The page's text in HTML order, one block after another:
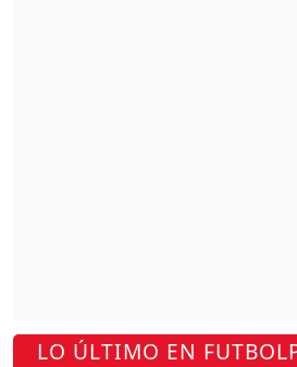
LO ÚLTIMO EN